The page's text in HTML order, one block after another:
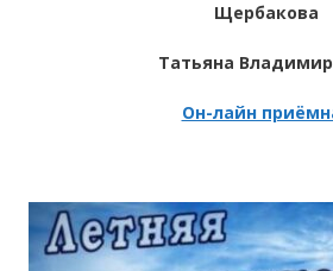
Щербакова
Татьяна
Он-лайн